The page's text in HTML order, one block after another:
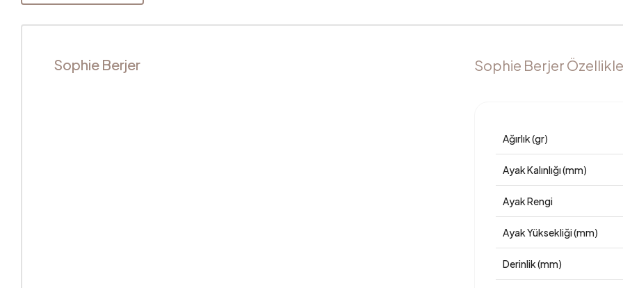
Sophie Berjer Sophie Berjer
Ağırlık (gr)
Ayak Kalınlığı (mm)
Ayak Rengi
Ayak Yüksekliği (mm)
Derinlik (mm)